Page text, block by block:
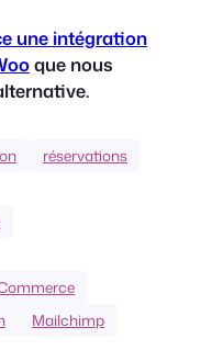
une intégration
que nous
réservations
Mailchimp